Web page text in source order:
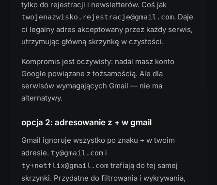
tylko do rejestracji i newsletterów. Coś jak
twojenazwisko.rejestracje@gmail.com. Daje
ci legalny adres akceptowany przez każdy serwis,
utrzymując główną skrzynkę w czystości.
Kompromis jest oczywisty: nadal masz konto
Google powiązane z tożsamością. Ale dla
serwisów wymagających Gmail — nie ma
alternatywy.
opcja 2: adresowanie z + w gmail
Gmail ignoruje wszystko po znaku + w twoim
adresie. ty@gmail.com i
ty+netflix@gmail.com trafiają do tej samej
skrzynki. Przydatne do filtrowania i wykrywania,